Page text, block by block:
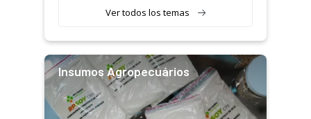
Ver todos los temas
Insumos Agropecuários